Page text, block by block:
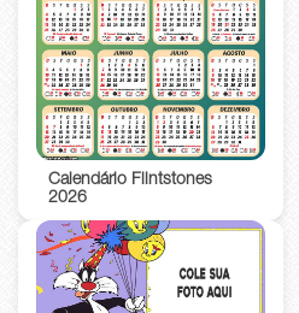
Calendário Flintstones
2026